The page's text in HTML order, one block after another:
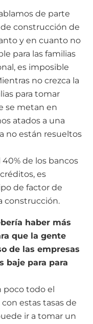
de parte
construcción de
y en cuanto no
para las familias
es imposible
no crezca la
para tomar
se metan en
atados a una
no están resueltos
de los bancos
es
de factor de
construcción.
haber más
que la gente
de las empresas
baje para para
poco todo el
estas tasas de
ir a tomar un